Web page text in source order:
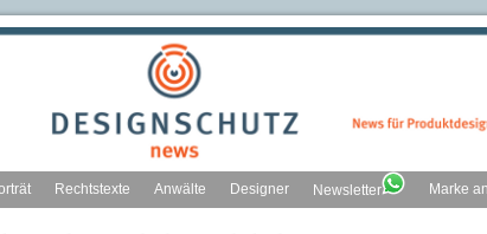
Rechtstexte Anwälte Designer Newsletter Marke